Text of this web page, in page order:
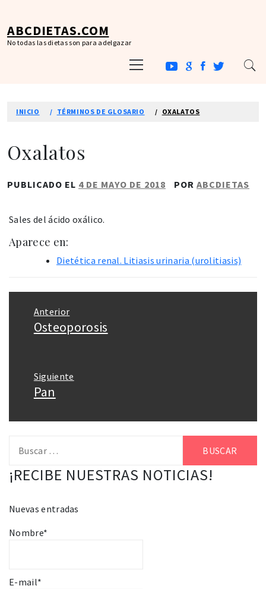
contenido
ABCDIETAS.COM
No todas las dietas son para adelgazar
principal
INICIO TÉRMINOS DE GLOSARIO OXALATOS
Oxalatos
PUBLICADO EL 4 DE MAYO DE 2018 POR ABCDIETAS
Sales del ácido oxálico.
Aparece en:
Dietética renal. Litiasis urinaria (urolitiasis)
entradas
Anterior
Entrada
Osteoporosis
Siguiente
Entrada
Pan
¡RECIBE NUESTRAS NOTICIAS!
Nuevas entradas
Nombre*
E-mail*